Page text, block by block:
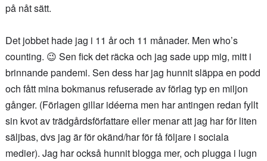
på nåt sätt.
Det jobbet hade jag i 11 år och 11 månader. Men who’s
counting. 😉 Sen fick det räcka och jag sade upp mig, mitt i
brinnande pandemi. Sen dess har jag hunnit släppa en podd
och fått mina bokmanus refuserade av förlag typ en miljon
gånger. (Förlagen gillar idéerna men har antingen redan fyllt
sin kvot av trädgårdsförfattare eller menar att jag har för liten
säljbas, dvs jag är för okänd/har för få följare i sociala
medier). Jag har också hunnit blogga mer, och plugga i lugn